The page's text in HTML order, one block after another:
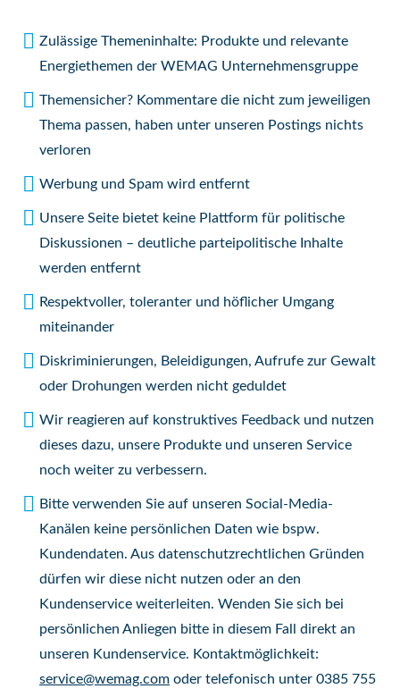
Zulässige Themeninhalte: Produkte und relevante
Energiethemen der WEMAG Unternehmensgruppe
Themensicher? Kommentare die nicht zum jeweiligen
Thema passen, haben unter unseren Postings nichts
verloren
Werbung und Spam wird entfernt
Unsere Seite bietet keine Plattform für politische
Diskussionen – deutliche parteipolitische Inhalte
werden entfernt
Respektvoller, toleranter und höflicher Umgang
miteinander
Diskriminierungen, Beleidigungen, Aufrufe zur Gewalt
oder Drohungen werden nicht geduldet
Wir reagieren auf konstruktives Feedback und nutzen
dieses dazu, unsere Produkte und unseren Service
noch weiter zu verbessern.
Bitte verwenden Sie auf unseren Social-Media-
Kanälen keine persönlichen Daten wie bspw.
Kundendaten. Aus datenschutzrechtlichen Gründen
dürfen wir diese nicht nutzen oder an den
Kundenservice weiterleiten. Wenden Sie sich bei
persönlichen Anliegen bitte in diesem Fall direkt an
unseren Kundenservice. Kontaktmöglichkeit:
service@wemag.com oder telefonisch unter 0385 755